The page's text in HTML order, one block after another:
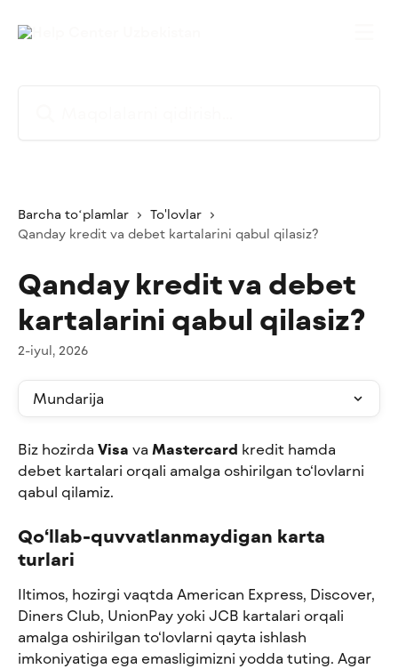
Barcha toʻplamlar
To'lovlar
Qanday kredit va debet kartalarini qabul qilasiz?
Qanday kredit va debet
kartalarini qabul qilasiz?
2-iyul, 2026
Mundarija
Biz hozirda Visa va Mastercard kredit hamda
debet kartalari orqali amalga oshirilgan to‘lovlarni
qabul qilamiz.
Qo‘llab-quvvatlanmaydigan karta
turlari
Iltimos, hozirgi vaqtda American Express, Discover,
Diners Club, UnionPay yoki JCB kartalari orqali
amalga oshirilgan to‘lovlarni qayta ishlash
imkoniyatiga ega emasligimizni yodda tuting. Agar